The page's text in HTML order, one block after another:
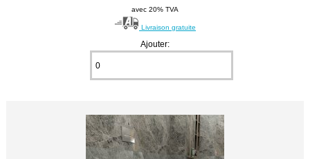
avec 20% TVA
Livraison gratuite
Ajouter: